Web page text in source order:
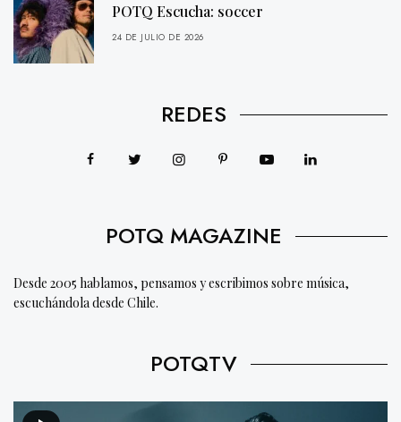
POTQ Escucha: soccer
24 DE JULIO DE 2026
REDES
POTQ MAGAZINE
Desde 2005 hablamos, pensamos y escribimos sobre música,
escuchándola desde Chile.
POTQTV